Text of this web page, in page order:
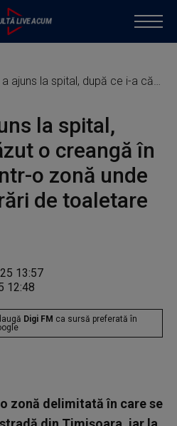
ce i-a căzut o creangă în cap. A intrat într-o zonă unde aveau loc lucrări de toaletare a pomilor
la spital,
o creangă în
o zonă unde
de toaletare
13:57
12:48
Digi FM ca sursă preferată în
zonă delimitată în care se